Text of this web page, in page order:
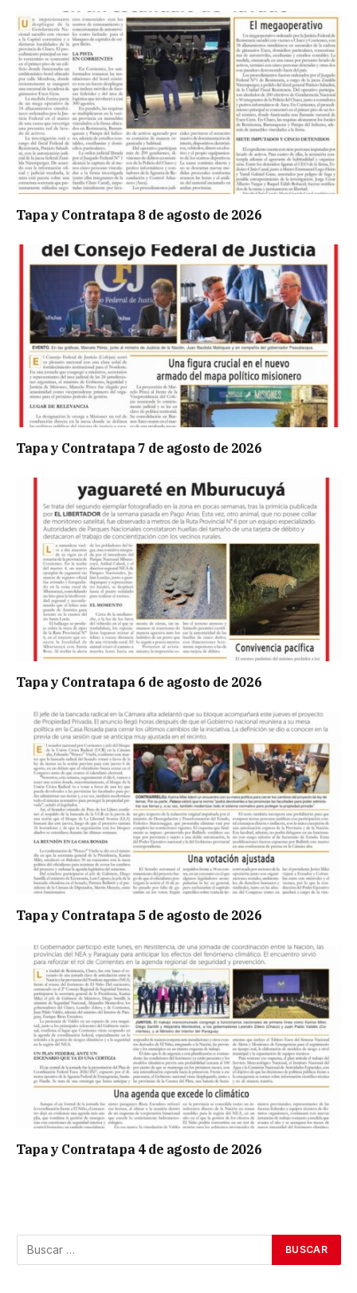
Tapa y Contratapa 8 de agosto de 2026
Tapa y Contratapa 7 de agosto de 2026
Tapa y Contratapa 6 de agosto de 2026
Tapa y Contratapa 5 de agosto de 2026
Tapa y Contratapa 4 de agosto de 2026